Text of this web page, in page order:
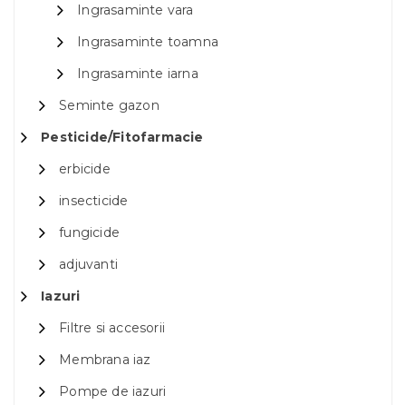
Ingrasaminte vara
Ingrasaminte toamna
Ingrasaminte iarna
Seminte gazon
Pesticide/Fitofarmacie
erbicide
insecticide
fungicide
adjuvanti
Iazuri
Filtre si accesorii
Membrana iaz
Pompe de iazuri